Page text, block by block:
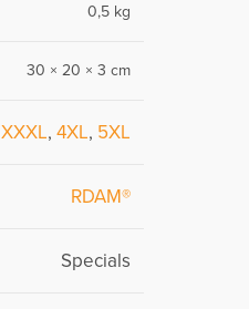
0,5 kg
30 × 20 × 3 cm
XXXL, 4XL, 5XL
RDAM®
Specials